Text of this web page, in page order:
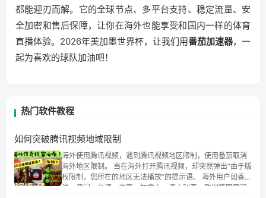
都能迎刃而解。它的全球节点、多平台支持、稳定流量、安
全加密和售后保障，让你在海外也能享受和国内一样的体育
直播体验。2026年美加墨世界杯，让我们用番茄加速器，一
起为喜欢的球队加油吧！
热门软件教程
如何突破腾讯视频地域限制
海外使用腾讯视频，遇到腾讯视频地区限制，使用番茄取消
海外地区限制。 当在海外打开腾讯视频，却突然弹出“由于版
权限制，您所在的地区无法播放”的提示语。 海外用户如香
港、澳门、台湾、美国、加拿大、澳大利亚、欧洲等国家和